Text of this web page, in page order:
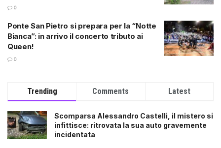
0
Ponte San Pietro si prepara per la “Notte
Bianca”: in arrivo il concerto tributo ai
Queen!
0
Trending Comments Latest
Scomparsa Alessandro Castelli, il mistero si
infittisce: ritrovata la sua auto gravemente
incidentata